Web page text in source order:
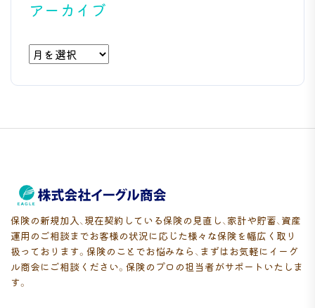
アーカイブ
ア
ー
カ
保険の新規加入、現在契約している保険の見直し、家計や貯蓄、資産
運用のご相談までお客様の状況に応じた様々な保険を幅広く取り
扱っております。保険のことでお悩みなら、まずはお気軽にイーグ
ル商会にご相談ください。保険のプロの担当者がサポートいたしま
す。